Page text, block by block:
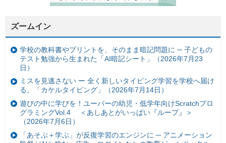
ズームイン
学校の教科書やプリントを、そのまま暗記問題に ─ 子どもの
テスト勉強から生まれた「AI暗記シート」（2026年7月23
日）
ミスを見逃さない ー 全く新しいタイピング学習を学校へ届け
る。「カケルタイピング」（2026年7月14日）
遊びの中に学びを！ユーバーの幼児・低学年向けScratchプロ
グラミングVol.4 ＜あしあとがいっぱい『ループ』＞
（2026年7月6日）
「あそぶ＋学ぶ」が反復学習のエンジンに ─ アニメーション